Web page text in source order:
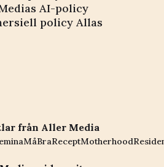
AI-policy
policy Allas
från Aller Media
MåBraReceptMotherhood